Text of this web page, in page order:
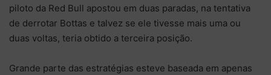
piloto da Red Bull apostou em duas paradas, na tentativa
de derrotar Bottas e talvez se ele tivesse mais uma ou
duas voltas, teria obtido a terceira posição.
Grande parte das estratégias esteve baseada em apenas